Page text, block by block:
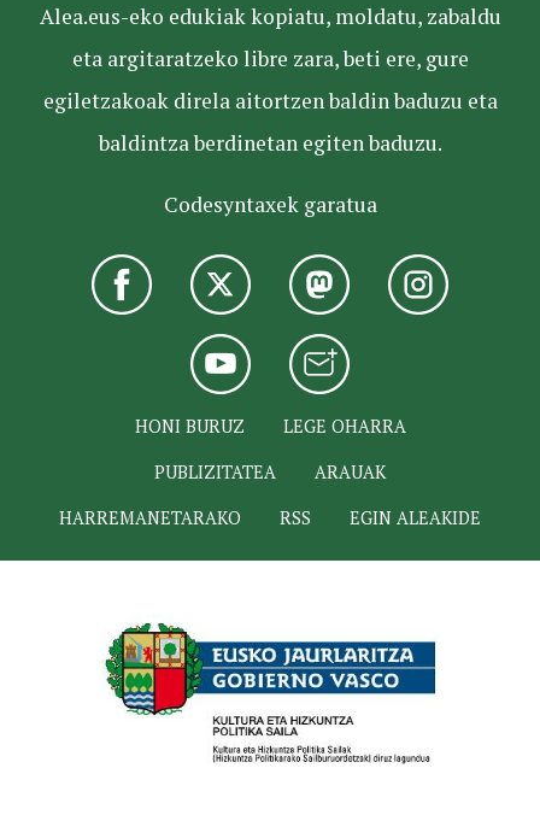
Alea.eus-eko edukiak kopiatu, moldatu, zabaldu
eta argitaratzeko libre zara, beti ere, gure
egiletzakoak direla aitortzen baldin baduzu eta
baldintza berdinetan egiten baduzu.
Codesyntaxek garatua
HONI BURUZ
LEGE OHARRA
PUBLIZITATEA
ARAUAK
HARREMANETARAKO
RSS EGIN ALEAKIDE